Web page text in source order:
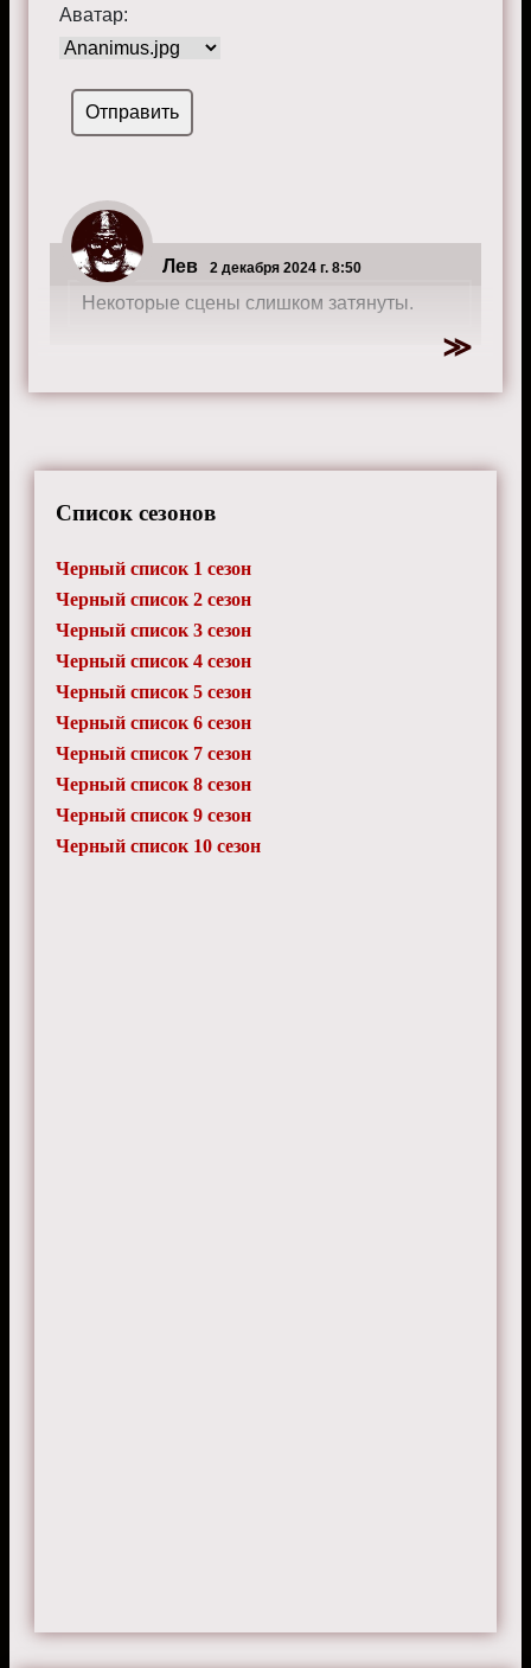
Аватар:
Лев 2 декабря 2024 г. 8:50
Некоторые сцены слишком затянуты.
Список сезонов
Черный список 1 сезон
Черный список 2 сезон
Черный список 3 сезон
Черный список 4 сезон
Черный список 5 сезон
Черный список 6 сезон
Черный список 7 сезон
Черный список 8 сезон
Черный список 9 сезон
Черный список 10 сезон